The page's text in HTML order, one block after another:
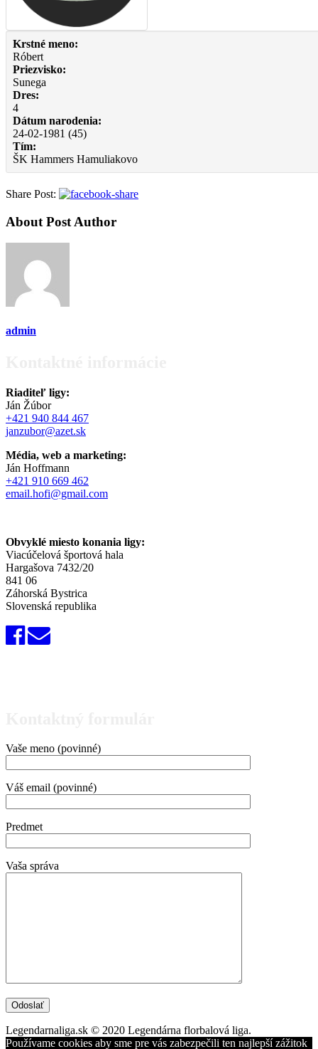
Krstné meno:
Róbert
Priezvisko:
Sunega
Dres:
4
Dátum narodenia:
24-02-1981 (45)
Tím:
ŠK Hammers Hamuliakovo
Share Post:
About Post Author
admin
Riaditeľ ligy:
Ján Žúbor
+421 940 844 467
janzubor@azet.sk
Média, web a marketing:
Ján Hoffmann
+421 910 669 462
email.hofi@gmail.com
Obvyklé miesto konania ligy:
Viacúčelová športová hala
Hargašova 7432/20
841 06
Záhorská Bystrica
Slovenská republika
Vaše meno (povinné)
Váš email (povinné)
Predmet
Vaša správa
Legendarnaliga.sk © 2020 Legendárna florbalová liga.
Používame cookies aby sme pre vás zabezpečili ten najlepší zážitok